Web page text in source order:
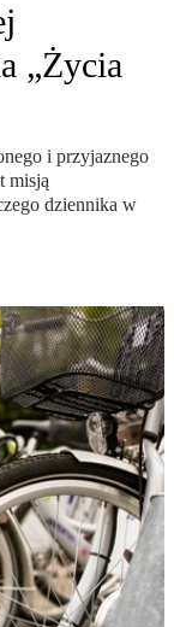
„Życia
i przyjaznego
misją
dziennika w